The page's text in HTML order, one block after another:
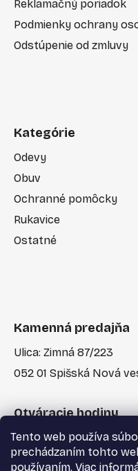
Tento web používa
prechádzaním tohto
používaním. Viac
Reklamačný poriadok
Podmienky ochrany
Odstúpenie od zmluvy
Kategórie
Odevy
Obuv
Ochranné pomôcky
Rukavice
Ostatné
Kamenná predajňa
Ulica: Zimná 87/223
052 01 Spišská Nová
Otváracie hodiny
Po-Pia: 7:30 - 17:00